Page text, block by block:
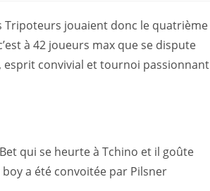
Tripoteurs jouaient donc le quatrième
à 42 joueurs max que se dispute
esprit convivial et tournoi passionnant
qui se heurte à Tchino et il goûte
a été convoitée par Pilsner